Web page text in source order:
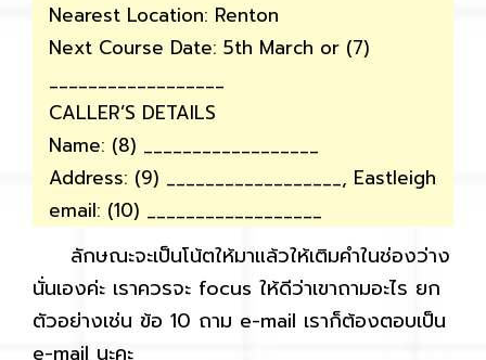
Nearest Location: Renton
Next Course Date: 5th March or (7)
__________________
CALLER’S DETAILS
Name: (8) __________________
Address: (9) __________________, Eastleigh
email: (10) __________________
ลักษณะจะเป็นโน้ตให้มาแล้วให้เติมคำในช่องว่าง
นั่นเองค่ะ เราควรจะ focus ให้ดีว่าเขาถามอะไร ยก
ตัวอย่างเช่น ข้อ 10 ถาม e-mail เราก็ต้องตอบเป็น
e-mail นะคะ